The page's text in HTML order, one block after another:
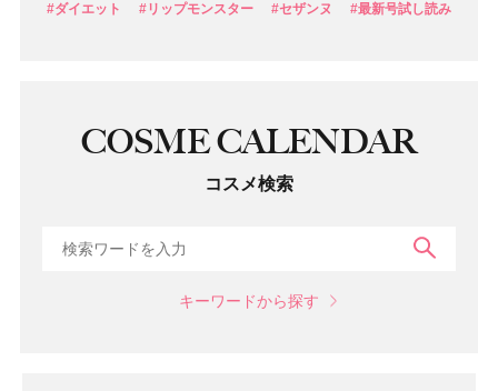
#ダイエット #リップモンスター #セザンヌ #最新号試し読み
COSME CALENDAR
コスメ検索
キーワードから探す